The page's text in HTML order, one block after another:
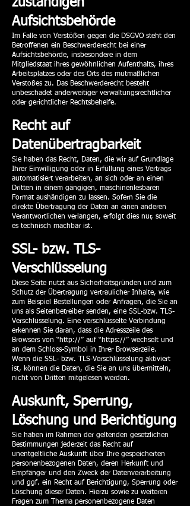
Aufsichtsbehörde
Im Falle von Verstößen gegen die DSGVO steht den
Betroffenen ein Beschwerderecht bei einer
Aufsichtsbehörde, insbesondere in dem
Mitgliedstaat ihres gewöhnlichen Aufenthalts, ihres
Arbeitsplatzes oder des Orts des mutmaßlichen
Verstoßes zu. Das Beschwerderecht besteht
unbeschadet anderweitiger verwaltungsrechtlicher
oder gerichtlicher Rechtsbehelfe.
Recht auf
Datenübertragbarkeit
Sie haben das Recht, Daten, die wir auf Grundlage
Ihrer Einwilligung oder in Erfüllung eines Vertrags
automatisiert verarbeiten, an sich oder an einen
Dritten in einem gängigen, maschinenlesbaren
Format aushändigen zu lassen. Sofern Sie die
direkte Übertragung der Daten an einen anderen
Verantwortlichen verlangen, erfolgt dies nur, soweit
es technisch machbar ist.
SSL- bzw. TLS-
Verschlüsselung
Diese Seite nutzt aus Sicherheitsgründen und zum
Schutz der Übertragung vertraulicher Inhalte, wie
zum Beispiel Bestellungen oder Anfragen, die Sie an
uns als Seitenbetreiber senden, eine SSL-bzw. TLS-
Verschlüsselung. Eine verschlüsselte Verbindung
erkennen Sie daran, dass die Adresszeile des
Browsers von “http://” auf “https://” wechselt und
an dem Schloss-Symbol in Ihrer Browserzeile.
Wenn die SSL- bzw. TLS-Verschlüsselung aktiviert
ist, können die Daten, die Sie an uns übermitteln,
nicht von Dritten mitgelesen werden.
Auskunft, Sperrung,
Löschung und Berichtigung
Sie haben im Rahmen der geltenden gesetzlichen
Bestimmungen jederzeit das Recht auf
unentgeltliche Auskunft über Ihre gespeicherten
personenbezogenen Daten, deren Herkunft und
Empfänger und den Zweck der Datenverarbeitung
und ggf. ein Recht auf Berichtigung, Sperrung oder
Löschung dieser Daten. Hierzu sowie zu weiteren
Fragen zum Thema personenbezogene Daten